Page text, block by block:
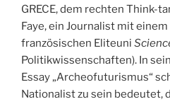
GRECE, dem rechten Think-
Faye, ein Journalist mit
französischen Eliteuni
Politikwissenschaften). In
Essay „Archeofuturismus“
Nationalist zu sein bedeutet,